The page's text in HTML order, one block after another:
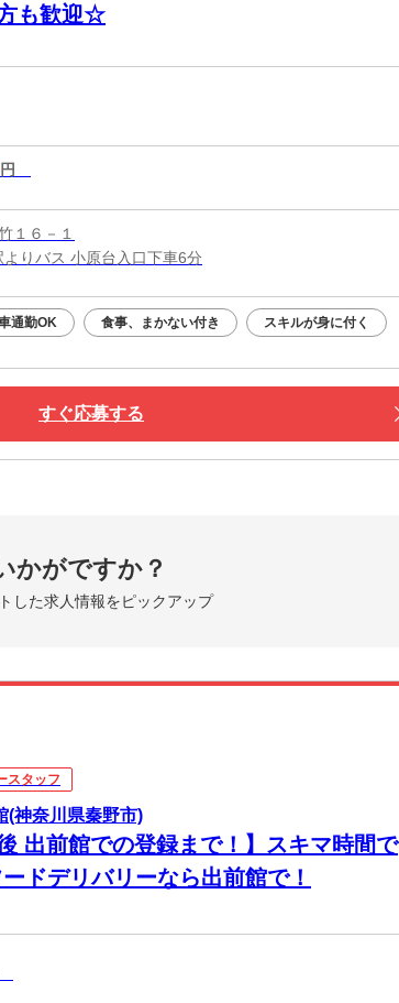
も歓迎☆
円
１６－１
よりバス 小原台入口下車6分
通勤OK 食事、まかない付き スキルが身に付く
すぐ応募する
かがですか？
した求人情報をピックアップ
スタッフ
(神奈川県秦野市)
出前館での登録まで！】スキマ時間で
ドデリバリーなら出前館で！